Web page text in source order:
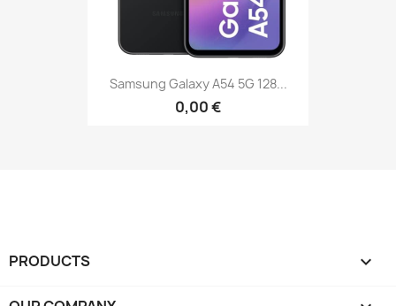
Samsung Galaxy A54 5G 128...
0,00 €
PRODUCTS 